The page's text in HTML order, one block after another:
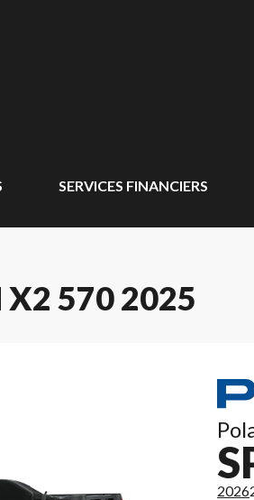
SERVICES FINANCIERS
X2 570 2025
2026